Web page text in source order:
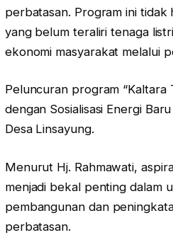
perbatasan. Program ini
yang belum teraliri tenaga
ekonomi masyarakat melalui
Peluncuran program “Kaltara
dengan Sosialisasi Energi
Desa Linsayung.
Menurut Hj. Rahmawati,
menjadi bekal penting dalam
pembangunan dan
perbatasan.